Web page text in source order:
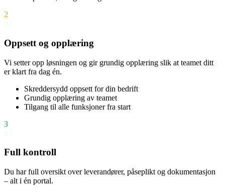
2
Oppsett og opplæring
Vi setter opp løsningen og gir grundig opplæring slik at teamet ditt
er klart fra dag én.
Skreddersydd oppsett for din bedrift
Grundig opplæring av teamet
Tilgang til alle funksjoner fra start
3
Full kontroll
Du har full oversikt over leverandører, påseplikt og dokumentasjon
– alt i én portal.